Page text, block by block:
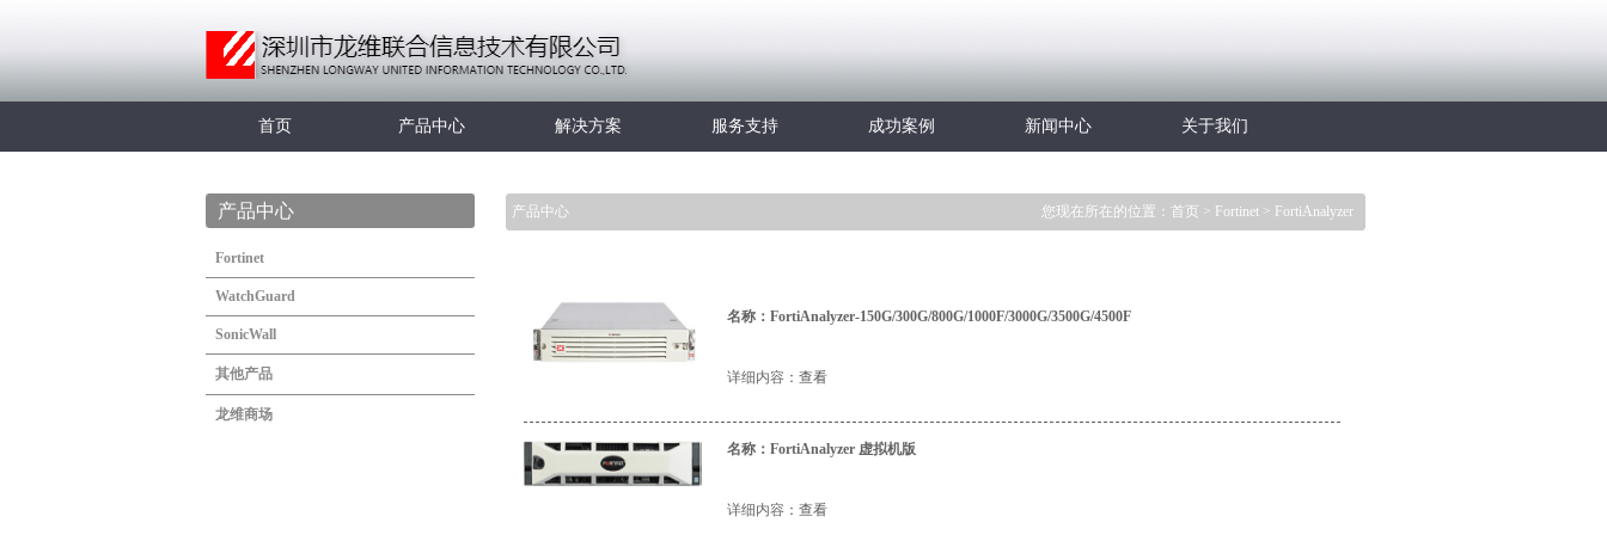
首页 产品中心 解决方案 服务支持 成功案例 新闻中心 关于我们
产品中心
Fortinet
WatchGuard
SonicWall
其他产品
龙维商场
您现在所在的位置： 首页 > Fortinet > FortiAnalyzer
产品中心
名称：FortiAnalyzer-150G/300G/800G/1000F/3000G/3500G/4500F
详细内容 ：查看
名称：FortiAnalyzer 虚拟机版
详细内容 ：查看